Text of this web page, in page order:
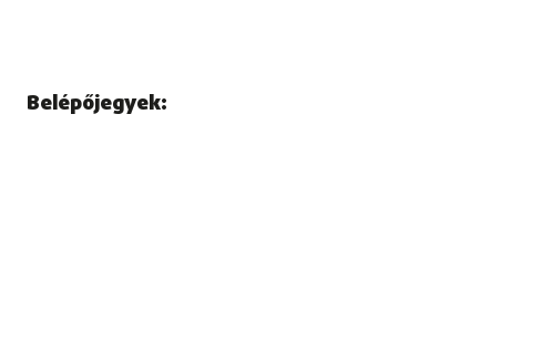
Belépőjegyek: